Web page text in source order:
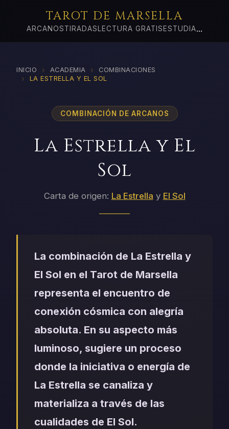
TAROT DE MARSELLA
ARCANOSTIRADAS LECTURA GRATIS ESTUDIA...
INICIO › ACADEMIA › COMBINACIONES
› LA ESTRELLA Y EL SOL
COMBINACIÓN DE ARCANOS
La Estrella y El
Sol
Carta de origen: La Estrella y El Sol
La combinación de La Estrella y
El Sol en el Tarot de Marsella
representa el encuentro de
conexión cósmica con alegría
absoluta. En su aspecto más
luminoso, sugiere un proceso
donde la iniciativa o energía de
La Estrella se canaliza y
materializa a través de las
cualidades de El Sol.